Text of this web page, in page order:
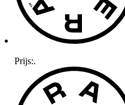
Prijs:.